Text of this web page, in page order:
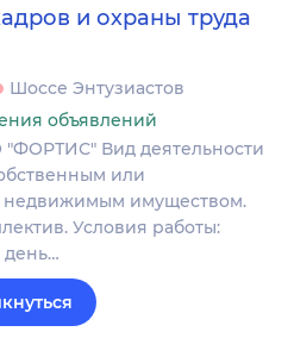
и охраны труда
Шоссе Энтузиастов
объявлений
Вид деятельности
или
имуществом.
Условия работы: